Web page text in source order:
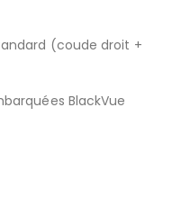
(coude droit +
BlackVue